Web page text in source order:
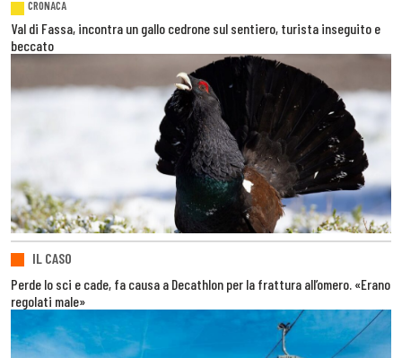
CRONACA
Val di Fassa, incontra un gallo cedrone sul sentiero, turista inseguito e
beccato
IL CASO
Perde lo sci e cade, fa causa a Decathlon per la frattura all’omero. «Erano
regolati male»